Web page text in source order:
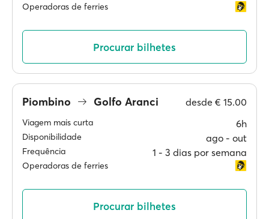
Operadoras de ferries
Procurar bilhetes
Piombino Golfo Aranci desde € 15.00
Viagem mais curta 6h
Disponibilidade ago ‐ out
Frequência 1 ‐ 3 dias por semana
Operadoras de ferries
Procurar bilhetes